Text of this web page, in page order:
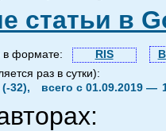
статьи в
в формате: RIS
раз в сутки):
(-32), всего с 01.09.2019 —